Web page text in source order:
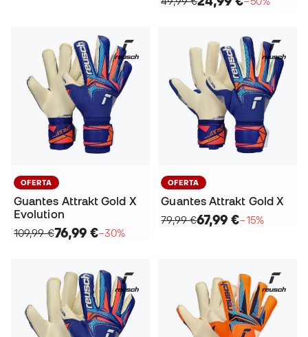
OFERTA
Guantes Attrakt Gold X
Evolution
109,99 €76,99 €−30%
OFERTA
Guantes Attrakt Gold X
79,99 €67,99 €−15%